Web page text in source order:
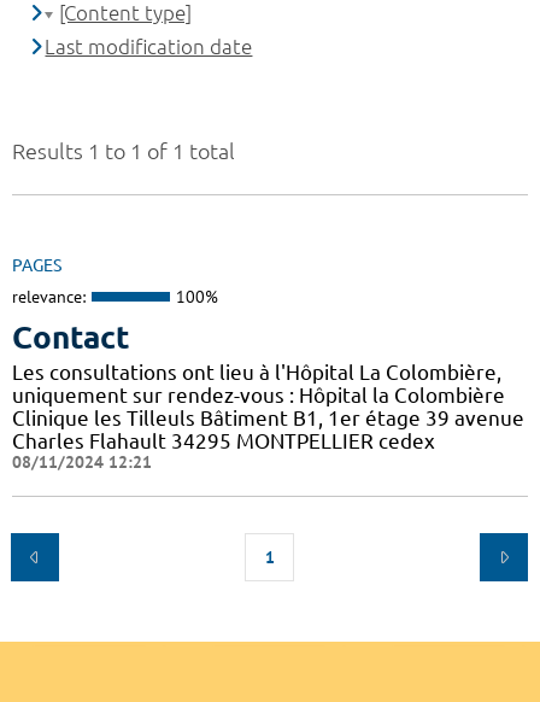
Results 1 to 1 of 1 total
PAGES
relevance: 100%
Contact
Les consultations ont lieu à l'Hôpital La Colombière,
uniquement sur rendez-vous : Hôpital la Colombière
Clinique les Tilleuls Bâtiment B1, 1er étage 39 avenue
Charles Flahault 34295 MONTPELLIER cedex
08/11/2024 12:21
1
[Content type]
Last modification date